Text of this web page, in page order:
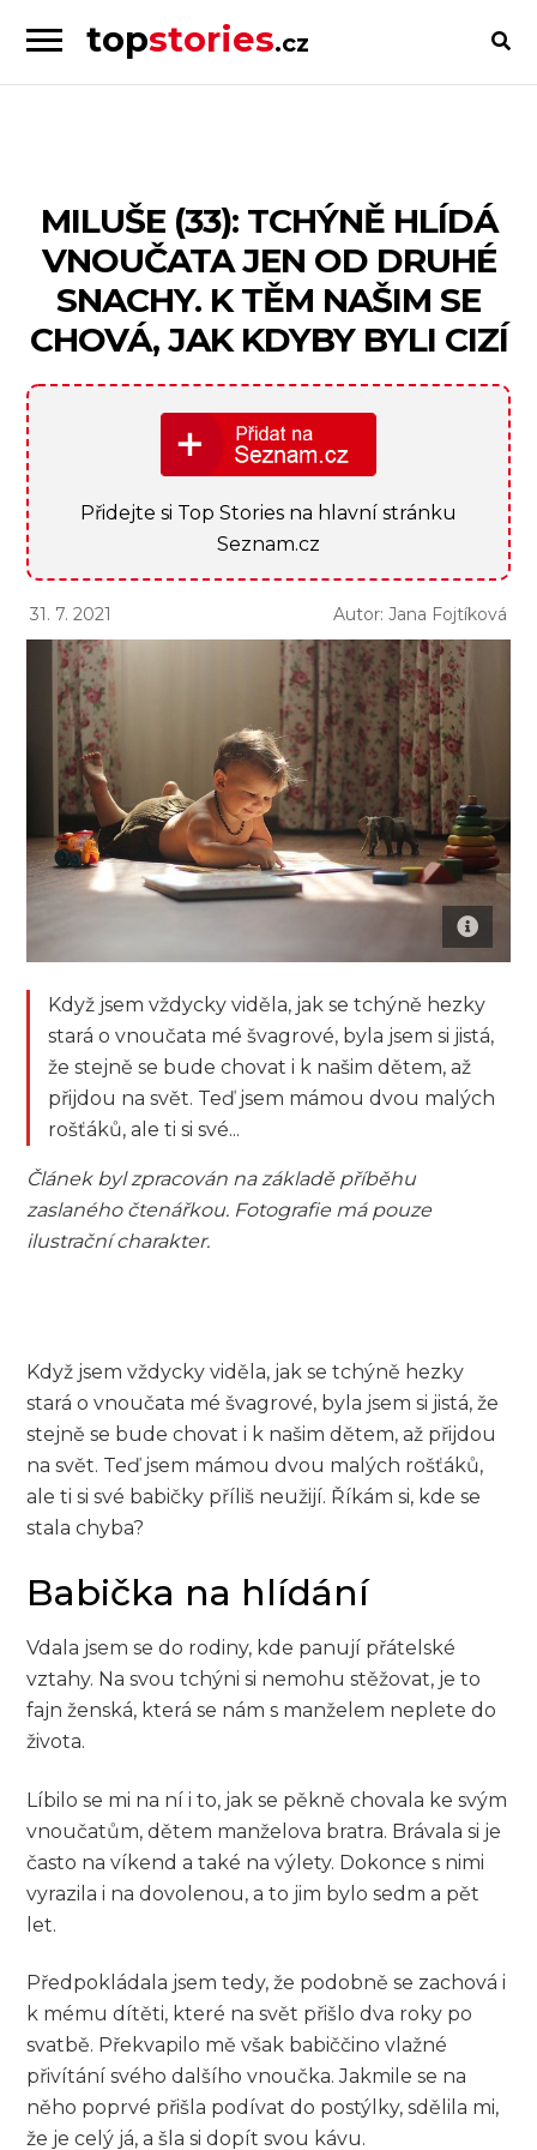
Skip
to
Skip
to
topstories.cz
lidi
MILUŠE (33): TCHÝNĚ HLÍDÁ
VNOUČATA JEN OD DRUHÉ
SNACHY. K TĚM NAŠIM SE
CHOVÁ, JAK KDYBY BYLI CIZÍ
Přidejte si Top Stories na hlavní stránku
Seznam.cz
31. 7. 2021 Autor: Jana Fojtíková
Když jsem vždycky viděla, jak se tchýně hezky
stará o vnoučata mé švagrové, byla jsem si jistá,
že stejně se bude chovat i k našim dětem, až
přijdou na svět. Teď jsem mámou dvou malých
rošťáků, ale ti si své...
Článek byl zpracován na základě příběhu
zaslaného čtenářkou. Fotografie má pouze
ilustrační charakter.
Když jsem vždycky viděla, jak se tchýně hezky
stará o vnoučata mé švagrové, byla jsem si jistá, že
stejně se bude chovat i k našim dětem, až přijdou
na svět. Teď jsem mámou dvou malých rošťáků,
ale ti si své babičky příliš neužijí. Říkám si, kde se
stala chyba?
Babička na hlídání
Vdala jsem se do rodiny, kde panují přátelské
vztahy. Na svou tchýni si nemohu stěžovat, je to
fajn ženská, která se nám s manželem neplete do
života.
Líbilo se mi na ní i to, jak se pěkně chovala ke svým
vnoučatům, dětem manželova bratra. Brávala si je
často na víkend a také na výlety. Dokonce s nimi
vyrazila i na dovolenou, a to jim bylo sedm a pět
let.
Předpokládala jsem tedy, že podobně se zachová i
k mému dítěti, které na svět přišlo dva roky po
svatbě. Překvapilo mě však babiččino vlažné
přivítání svého dalšího vnoučka. Jakmile se na
něho poprvé přišla podívat do postýlky, sdělila mi,
že je celý já, a šla si dopít svou kávu.